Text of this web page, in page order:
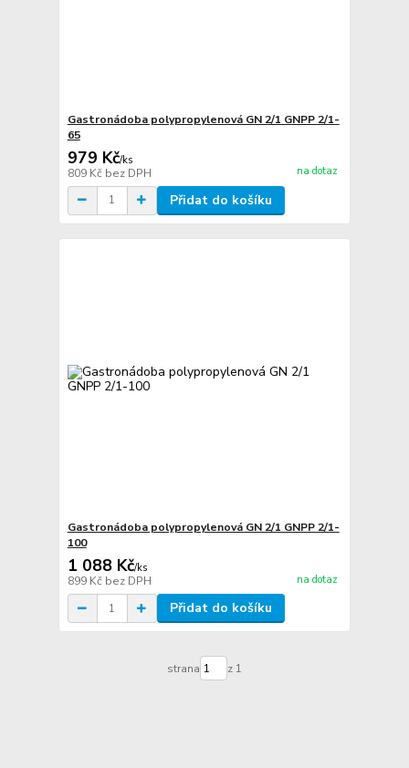
Gastronádoba polypropylenová GN 2/1 GNPP 2/1-
65
979 Kč/ks
809 Kč bez DPH na dotaz
Přidat do košíku
Gastronádoba polypropylenová GN 2/1 GNPP 2/1-
100
1 088 Kč/ks
899 Kč bez DPH na dotaz
Přidat do košíku
strana z 1